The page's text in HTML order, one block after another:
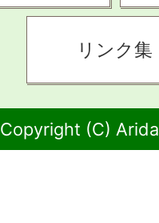
リンク集
Copyright (C)